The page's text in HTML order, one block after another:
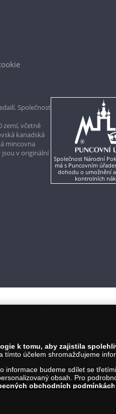
Společnost
zemí, včetně
kanadská
mincovna
jsou v originální
Společnost Národní
má s Puncovním
dohodu o umožnění
kontrolních
k tomu, aby zajistila
tímto účelem shromažďujeme
informace budeme sdílet se
obsah. Pro
obchodních podmínkách